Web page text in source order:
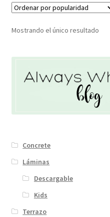
Mostrando el único resultado
Concrete
Láminas
Descargable
Kids
Terrazo